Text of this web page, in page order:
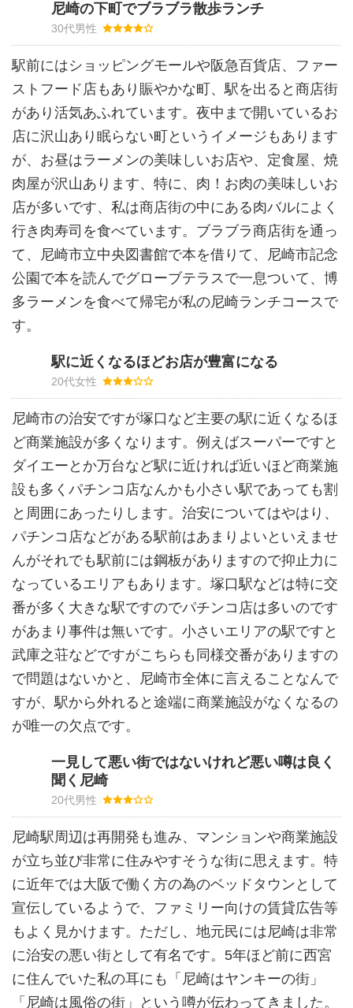
尼崎の下町でブラブラ散歩ランチ
30代男性
駅前にはショッピングモールや阪急百貨店、ファー
ストフード店もあり賑やかな町、駅を出ると商店街
があり活気あふれています。夜中まで開いているお
店に沢山あり眠らない町というイメージもあります
が、お昼はラーメンの美味しいお店や、定食屋、焼
肉屋が沢山あります、特に、肉！お肉の美味しいお
店が多いです、私は商店街の中にある肉バルによく
行き肉寿司を食べています。ブラブラ商店街を通っ
て、尼崎市立中央図書館で本を借りて、尼崎市記念
公園で本を読んでグローブテラスで一息ついて、博
多ラーメンを食べて帰宅が私の尼崎ランチコースで
す。
駅に近くなるほどお店が豊富になる
20代女性
尼崎市の治安ですが塚口など主要の駅に近くなるほ
ど商業施設が多くなります。例えばスーパーですと
ダイエーとか万台など駅に近ければ近いほど商業施
設も多くパチンコ店なんかも小さい駅であっても割
と周囲にあったりします。治安についてはやはり、
パチンコ店などがある駅前はあまりよいといえませ
んがそれでも駅前には鋼板がありますので抑止力に
なっているエリアもあります。塚口駅などは特に交
番が多く大きな駅ですのでパチンコ店は多いのです
があまり事件は無いです。小さいエリアの駅ですと
武庫之荘などですがこちらも同様交番がありますの
で問題はないかと、尼崎市全体に言えることなんで
すが、駅から外れると途端に商業施設がなくなるの
が唯一の欠点です。
一見して悪い街ではないけれど悪い噂は良く
聞く尼崎
20代男性
尼崎駅周辺は再開発も進み、マンションや商業施設
が立ち並び非常に住みやすそうな街に思えます。特
に近年では大阪で働く方の為のベッドタウンとして
宣伝しているようで、ファミリー向けの賃貸広告等
もよく見かけます。ただし、地元民には尼崎は非常
に治安の悪い街として有名です。5年ほど前に西宮
に住んでいた私の耳にも「尼崎はヤンキーの街」
「尼崎は風俗の街」という噂が伝わってきました。